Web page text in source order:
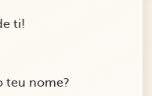
ti!
teu nome?